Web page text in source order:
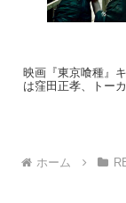
映画『東京喰種』
は窪田正孝、トー
ホーム